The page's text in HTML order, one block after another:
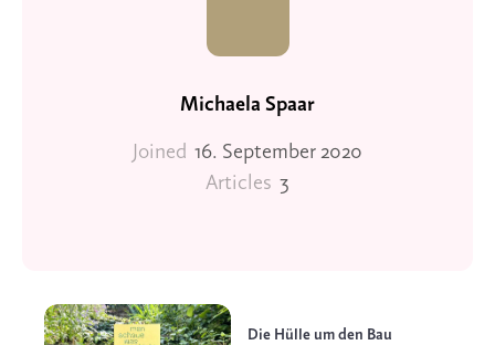
Michaela Spaar
Joined 16. September 2020
Articles 3
Die Hülle um den Bau